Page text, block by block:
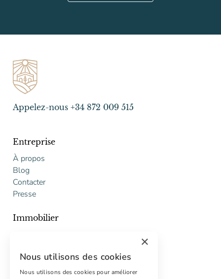
Appelez-nous +34 872 009 515
Entreprise
À propos
Blog
Contacter
Presse
Immobilier
Proposition gratuite de restauration
×
Nous utilisons des cookies
Nous utilisons des cookies pour améliorer